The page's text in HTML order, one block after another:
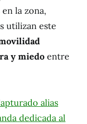
la zona,
utilizan este
y miedo entre
alias
dedicada al